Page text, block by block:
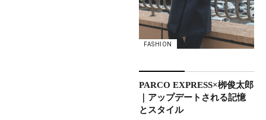
FASHION
PARCO EXPRESS×栁俊太郎
｜アップデートされる記憶
とスタイル